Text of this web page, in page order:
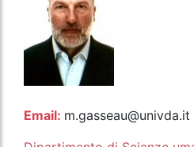
Email: m.gasseau@univda.it